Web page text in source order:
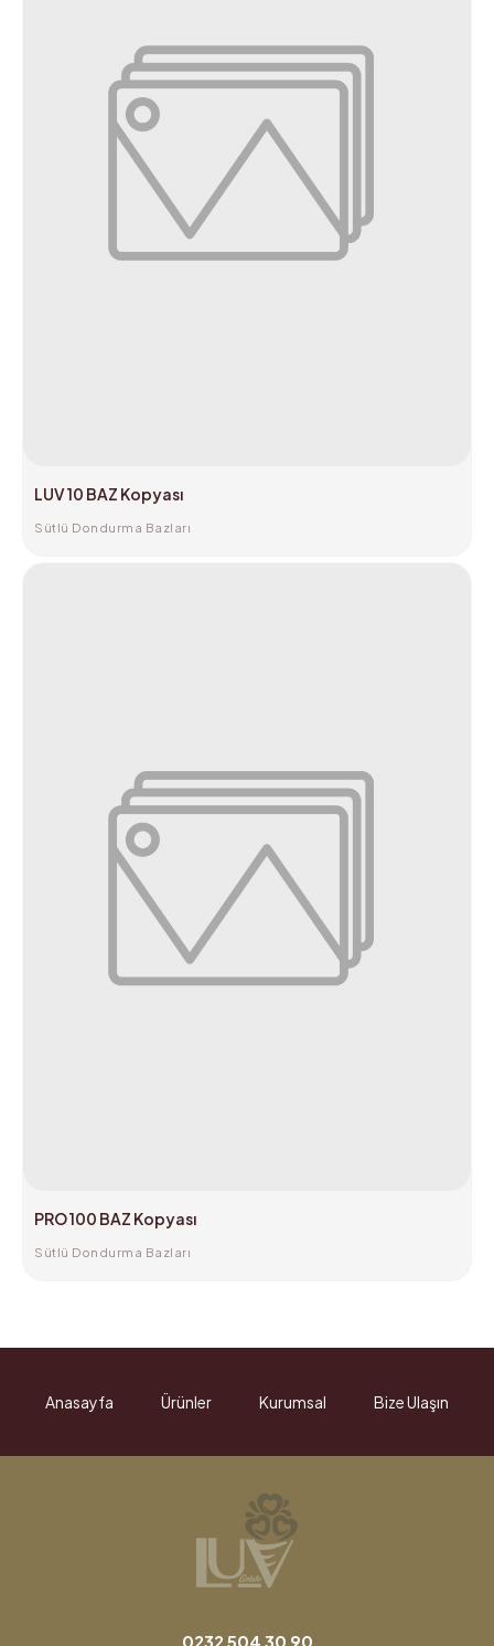
LUV 10 BAZ Kopyası
Sütlü Dondurma Bazları
PRO 100 BAZ Kopyası
Sütlü Dondurma Bazları
Anasayfa Ürünler Kurumsal Bize Ulaşın
0232 504 30 90